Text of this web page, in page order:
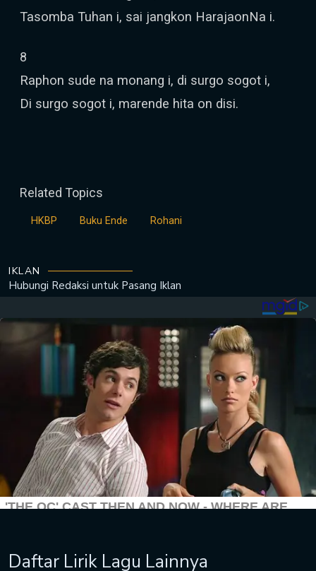
Tasomba Tuhan i, sai jangkon HarajaonNa i.
8
Raphon sude na monang i, di surgo sogot i,
Di surgo sogot i, marende hita on disi.
Related Topics
HKBP Buku Ende Rohani
IKLAN
Hubungi Redaksi untuk Pasang Iklan
Daftar Lirik Lagu Lainnya